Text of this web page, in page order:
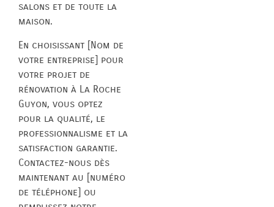
salons et de toute la
maison.
En choisissant [Nom de
votre entreprise] pour
votre projet de
rénovation à La Roche
Guyon, vous optez
pour la qualité, le
professionnalisme et la
satisfaction garantie.
Contactez-nous dès
maintenant au [numéro
de téléphone] ou